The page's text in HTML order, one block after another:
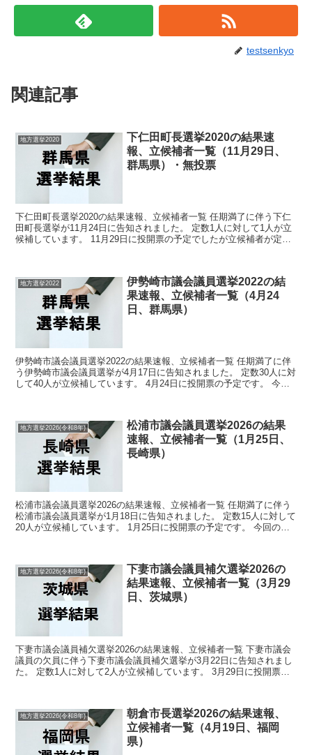
testsenkyo
関連記事
地方選挙2020
下仁田町長選挙2020の結果速
報、立候補者一覧（11月29日、
群馬県）・無投票
下仁田町長選挙2020の結果速報、立候補者一覧 任期満了に伴う下仁
田町長選挙が11月24日に告知されました。 定数1人に対して1人が立
候補しています。 11月29日に投開票の予定でしたが立候補者が定数
地方選挙2022
伊勢崎市議会議員選挙2022の結
果速報、立候補者一覧（4月24
日、群馬県）
伊勢崎市議会議員選挙2022の結果速報、立候補者一覧 任期満了に伴
う伊勢崎市議会議員選挙が4月17日に告知されました。 定数30人に対
して40人が立候補しています。 4月24日に投開票の予定です。 今回
地方選挙2026(令和8年)
松浦市議会議員選挙2026の結果
速報、立候補者一覧（1月25日、
長崎県）
松浦市議会議員選挙2026の結果速報、立候補者一覧 任期満了に伴う
松浦市議会議員選挙が1月18日に告知されました。 定数15人に対して
20人が立候補しています。 1月25日に投開票の予定です。 今回の記
地方選挙2026(令和8年)
下妻市議会議員補欠選挙2026の
結果速報、立候補者一覧（3月29
日、茨城県）
下妻市議会議員補欠選挙2026の結果速報、立候補者一覧 下妻市議会
議員の欠員に伴う下妻市議会議員補欠選挙が3月22日に告知されまし
た。 定数1人に対して2人が立候補しています。 3月29日に投開票の
地方選挙2026(令和8年)
朝倉市長選挙2026の結果速報、
立候補者一覧（4月19日、福岡
県）